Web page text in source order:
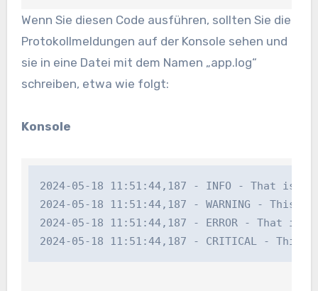
Wenn Sie diesen Code ausführen, sollten Sie die
Protokollmeldungen auf der Konsole sehen und
sie in eine Datei mit dem Namen „app.log“
schreiben, etwa wie folgt:
Konsole
2024-05-18 11:51:44,187 - INFO - That is an
2024-05-18 11:51:44,187 - WARNING - This
2024-05-18 11:51:44,187 - ERROR - That is
2024-05-18 11:51:44,187 - CRITICAL - This